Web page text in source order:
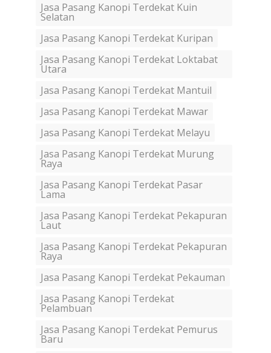
Jasa Pasang Kanopi Terdekat Kuin
Selatan
Jasa Pasang Kanopi Terdekat Kuripan
Jasa Pasang Kanopi Terdekat Loktabat
Utara
Jasa Pasang Kanopi Terdekat Mantuil
Jasa Pasang Kanopi Terdekat Mawar
Jasa Pasang Kanopi Terdekat Melayu
Jasa Pasang Kanopi Terdekat Murung
Raya
Jasa Pasang Kanopi Terdekat Pasar
Lama
Jasa Pasang Kanopi Terdekat Pekapuran
Laut
Jasa Pasang Kanopi Terdekat Pekapuran
Raya
Jasa Pasang Kanopi Terdekat Pekauman
Jasa Pasang Kanopi Terdekat
Pelambuan
Jasa Pasang Kanopi Terdekat Pemurus
Baru